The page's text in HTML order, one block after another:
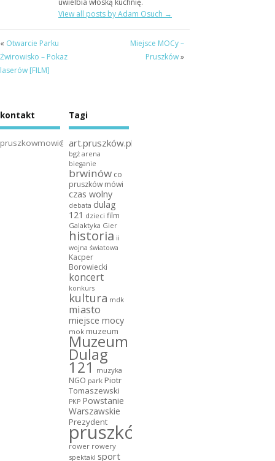
View all posts by Adam Osuch →
« Otwarcie Parku
Żwirowisko – Pokaz
laserów [FILM]
Miejsce MOCy –
Pruszków»
kontakt
pruszkowmowi@gmail.com
Tagi
art.pruszków.pl
bgż arena
bieganie
brwinów co
pruszków mówi
czas wolny
debata dulag
121 dzieci film
Galaktyka Gier
historia ii
wojna światowa
Kacper
Borowiecki
koncert
konkurs
kultura mdk
miasto
miejsce mocy
mok muzeum
Muzeum
Dulag
121 muzyka
NGO park Piotr
Tomaszewski
PKP Powstanie
Warszawskie
Prezydent
pruszków
rower rowery
spektakl sport